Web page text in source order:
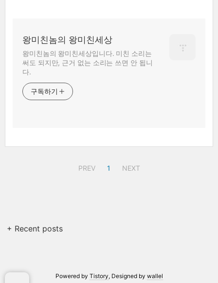
왕미친놈의 왕미친세상
왕미친놈의 왕미친세상입니다. 미친 소리는
써도 되지만, 근거 없는 소리는 쓰면 안 됩니
다.
구독하기
PREV 1 NEXT
+ Recent posts
Powered by Tistory, Designed by wallel